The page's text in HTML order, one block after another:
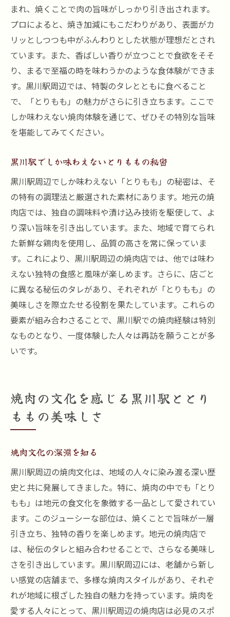
まれ、焼くことで肉の旨味がしっかり引き出されます。
プロによると、焼き加減にもこだわりがあり、表面がカ
リッとしつつも中がふんわりとした状態が理想だとされ
ています。また、香ばしい香りが立つことで食欲をそそ
り、まるで至福の時を味わうかのような食体験ができま
す。黒川駅周辺では、特製のタレとともに食べること
で、「とりもも」の魅力がさらに引き立ちます。ここで
しか味わえない焼肉体験を通じて、ぜひその特別な旨味
を堪能してみてください。
黒川駅でしか味わえないとりももの秘密
黒川駅周辺でしか味わえない「とりもも」の秘密は、そ
の特有の調理法と厳選された素材にあります。地元の焼
肉店では、独自の調味料や漬け込み技術を駆使して、よ
り深い旨味を引き出しています。また、地域で育てられ
た新鮮な鶏肉を使用し、品質の高さを常に保っていま
す。これにより、黒川駅周辺の焼肉店では、他では味わ
えない独特の食感と風味が楽しめます。さらに、店ごと
に異なる秘伝のタレがあり、それぞれが「とりもも」の
美味しさを際立たせる役割を果たしています。これらの
要素が組み合わさることで、黒川駅での焼肉経験は特別
なものとなり、一度体験した人々は再訪を願うことが多
いです。
焼肉の文化を感じる黒川駅ととり
ももの美味しさ
焼肉文化の深淵を知る
黒川駅周辺の焼肉文化は、地域の人々に染み渡る深い歴
史と共に発展してきました。特に、焼肉の中でも「とり
もも」は地元の食文化を象徴する一品として愛されてい
ます。このジューシーな部位は、焼くことで旨味が一層
引き立ち、独特の香りを楽しめます。地元の焼肉店で
は、秘伝のタレと組み合わせることで、さらなる美味し
さを引き出しています。黒川駅周辺には、老舗から新し
い感覚の店舗まで、多様な焼肉スタイルがあり、それぞ
れが地域に根ざした独自の魅力を持っています。焼肉を
愛する人々にとって、黒川駅周辺の焼肉店は必見のスポ